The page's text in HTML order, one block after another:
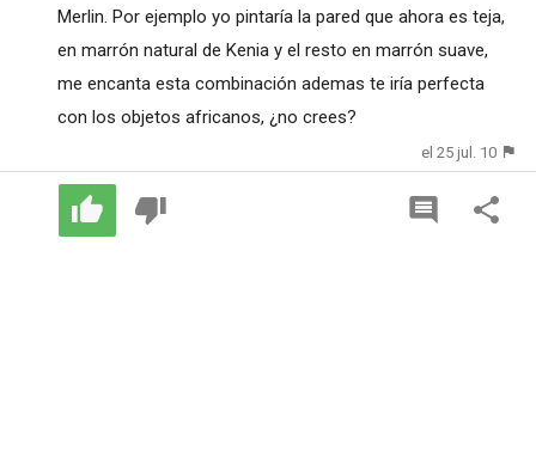
Merlin. Por ejemplo yo pintaría la pared que ahora es teja,
en marrón natural de Kenia y el resto en marrón suave,
me encanta esta combinación ademas te iría perfecta
con los objetos africanos, ¿no crees?
el 25 jul. 10